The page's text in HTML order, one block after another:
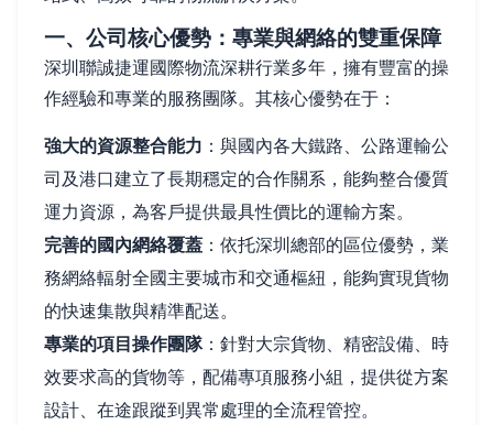
一、公司核心優勢：專業與網絡的雙重保障
深圳聯誠捷運國際物流深耕行業多年，擁有豐富的操
作經驗和專業的服務團隊。其核心優勢在于：
強大的資源整合能力 ：與國內各大鐵路、公路運輸公
司及港口建立了長期穩定的合作關系，能夠整合優質
運力資源，為客戶提供最具性價比的運輸方案。
完善的國內網絡覆蓋 ：依托深圳總部的區位優勢，業
務網絡輻射全國主要城市和交通樞紐，能夠實現貨物
的快速集散與精準配送。
專業的項目操作團隊：針對大宗貨物、精密設備、時
效要求高的貨物等，配備專項服務小組，提供從方案
設計、在途跟蹤到異常處理的全流程管控。